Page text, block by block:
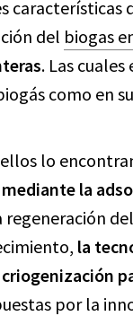
características
del biogas
. Las
como en
lo
la
regeneración
la
por la